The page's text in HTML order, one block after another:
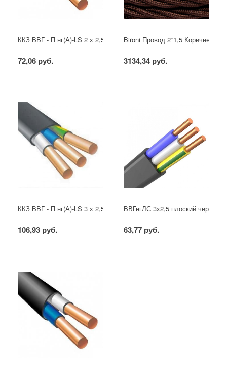
ККЗ ВВГ - П нг(А)-LS 2 х 2,5 ГОСТ
72,06 руб.
Bironi Провод 2*1,5 Коричневый
3134,34 руб.
ККЗ ВВГ - П нг(А)-LS 3 х 2,5 ГОСТ
106,93 руб.
ВВГнгЛС 3x2,5 плоский черный
63,77 руб.